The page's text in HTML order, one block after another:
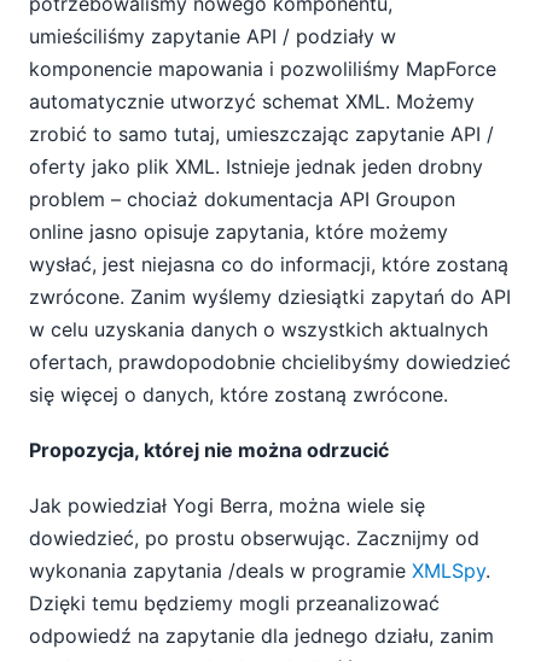
umieściliśmy zapytanie API / podziały w
komponencie mapowania i pozwoliliśmy MapForce
automatycznie utworzyć schemat XML. Możemy
zrobić to samo tutaj, umieszczając zapytanie API /
oferty jako plik XML. Istnieje jednak jeden drobny
problem – chociaż dokumentacja API Groupon
online jasno opisuje zapytania, które możemy
wysłać, jest niejasna co do informacji, które zostaną
zwrócone. Zanim wyślemy dziesiątki zapytań do API
w celu uzyskania danych o wszystkich aktualnych
ofertach, prawdopodobnie chcielibyśmy dowiedzieć
się więcej o danych, które zostaną zwrócone.
Propozycja, której nie można odrzucić
Jak powiedział Yogi Berra, można wiele się
dowiedzieć, po prostu obserwując. Zacznijmy od
wykonania zapytania /deals w programie XMLSpy.
Dzięki temu będziemy mogli przeanalizować
odpowiedź na zapytanie dla jednego działu, zanim